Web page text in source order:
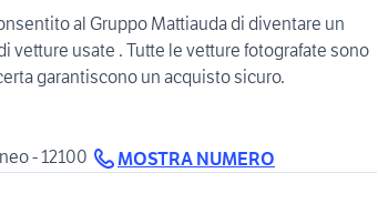
al Gruppo Mattiauda di diventare un
vetture usate . Tutte le vetture fotografate sono
garantiscono un acquisto sicuro.
- 12100 MOSTRA NUMERO